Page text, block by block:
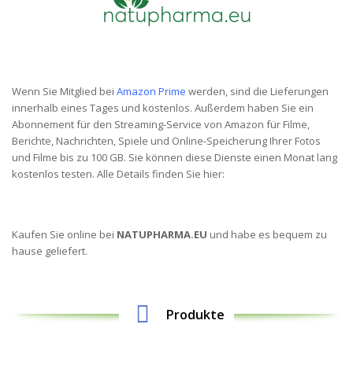
Wenn Sie Mitglied bei Amazon Prime werden, sind die Lieferungen
innerhalb eines Tages und kostenlos. Außerdem haben Sie ein
Abonnement für den Streaming-Service von Amazon für Filme,
Berichte, Nachrichten, Spiele und Online-Speicherung Ihrer Fotos
und Filme bis zu 100 GB. Sie können diese Dienste einen Monat lang
kostenlos testen. Alle Details finden Sie hier:
Kaufen Sie online bei NATUPHARMA.EU und habe es bequem zu
hause geliefert.
Produkte